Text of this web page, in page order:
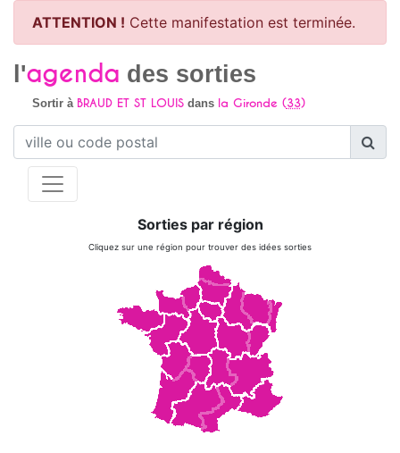
ATTENTION ! Cette manifestation est terminée.
l'agenda des sorties
Sortir à BRAUD ET ST LOUISdans la Gironde (33)
Sorties par région
Cliquez sur une région pour trouver des idées sorties